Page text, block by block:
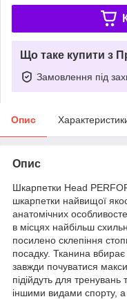
Що таке купити з
Замовлення під
Опис
Опис
Шкарпетки Head
шкарпетки найвищої
анатомічних
в місцях найбільш
посилено склепіння
посадку. Тканина
завжди почуватися
підійдуть для
іншими видами спорту,